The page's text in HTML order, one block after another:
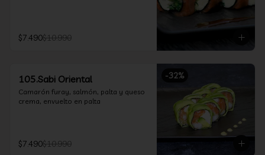
$7.490$10.990
-32%
105.Sabi Oriental
Camarón furay, salmón, palta y queso
crema, envuelto en palta
$7.490$10.990